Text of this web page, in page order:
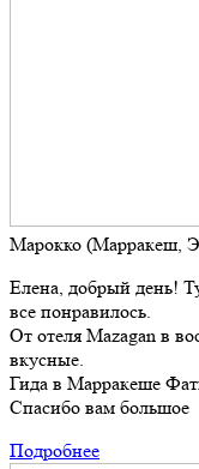
Марокко (Марракеш,
Елена, добрый день!
все понравилось.
От отеля Mazagan в
вкусные.
Гида в Марракеше
Спасибо вам большое
Подробнее